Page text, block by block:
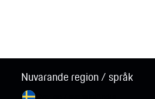
Nuvarande region / språk